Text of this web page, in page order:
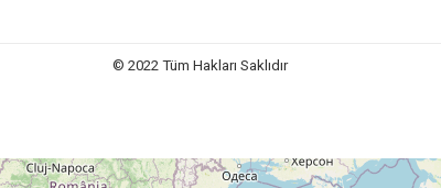
© 2022 Tüm Hakları Saklıdır